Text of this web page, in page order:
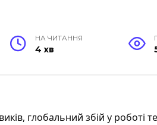
НА ЧИТАННЯ
4 хв
глобальний збій у роботі